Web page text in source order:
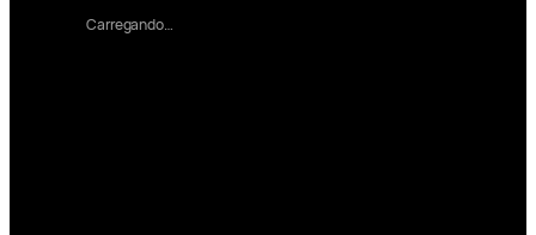
Carregando…